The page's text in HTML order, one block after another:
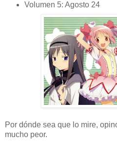
Volumen 5: Agosto 24
Por dónde sea que lo mire,
mucho peor.